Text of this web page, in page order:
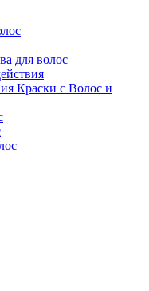
для волос
Краски с Волос и